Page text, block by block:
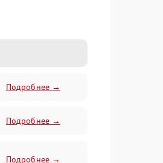
Подробнее →
Подробнее →
Подробнее →